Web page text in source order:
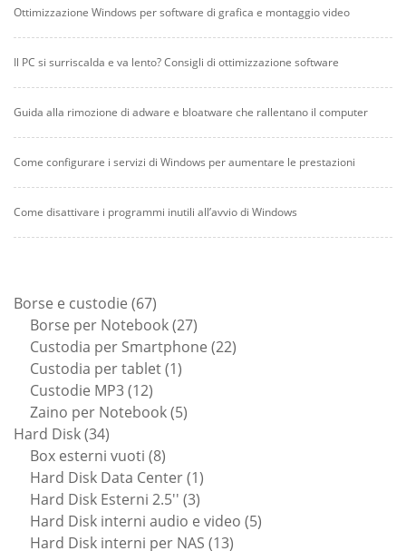
Ottimizzazione Windows per software di grafica e montaggio video
Il PC si surriscalda e va lento? Consigli di ottimizzazione software
Guida alla rimozione di adware e bloatware che rallentano il computer
Come configurare i servizi di Windows per aumentare le prestazioni
Come disattivare i programmi inutili all’avvio di Windows
Borse e custodie 6767
prodotti
Borse per Notebook 2727
prodotti
Custodia per Smartphone 2222
Custodia per tablet 11
Custodie MP3 1212
prodotti
Zaino per Notebook 55
Hard Disk 3434
prodotti
Box esterni vuoti 88
prodotti
Hard Disk Data Center 11
prodotto
Hard Disk Esterni 2.5'' 33
prodotti
Hard Disk interni audio e video 55
Hard Disk interni per NAS 1313